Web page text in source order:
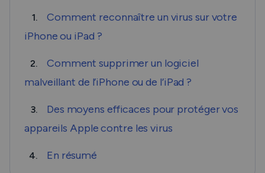
1.
Comment reconnaître un virus sur votre
iPhone ou iPad ?
2.
Comment supprimer un logiciel
malveillant de l’iPhone ou de l’iPad ?
3.
Des moyens efficaces pour protéger vos
appareils Apple contre les virus
4. En résumé